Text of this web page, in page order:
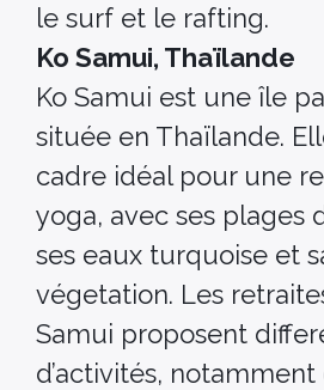
le surf et le rafting.
Ko Samui, Thaïlande
Ko Samui est une île
située en Thaïlande.
cadre idéal pour une
yoga, avec ses plages
ses eaux turquoise et
végetation. Les
Samui proposent
d’activités,